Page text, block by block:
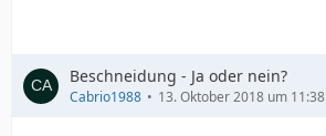
Beschneidung - Ja oder nein?
Cabrio1988 13. Oktober 2018 um 11:38